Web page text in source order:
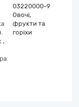
,
03220000-9
Овочі,
фрукти та
горіхи